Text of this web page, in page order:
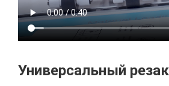
Универсальный